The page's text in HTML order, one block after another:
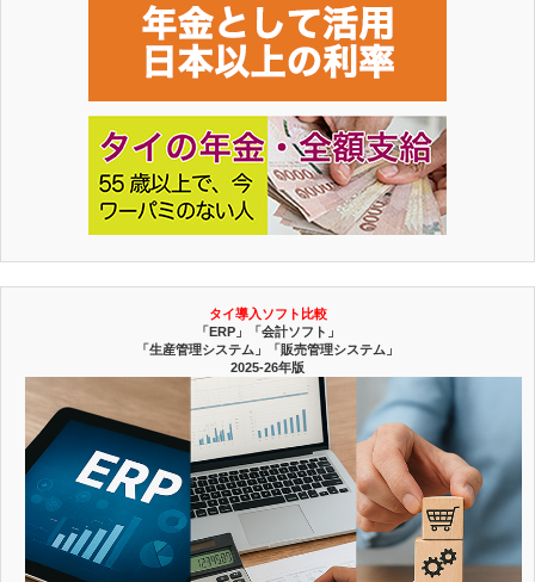
タイ導入ソフト比較
「ERP」「会計ソフト」
「生産管理システム」「販売管理システム」
2025-26年版